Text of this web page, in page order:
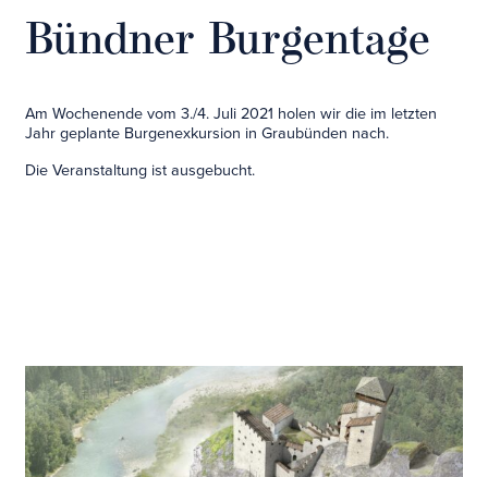
Bündner Burgentage
Am Wochenende vom 3./4. Juli 2021 holen wir die im letzten
Jahr geplante Burgenexkursion in Graubünden nach.
Die Veranstaltung ist ausgebucht.